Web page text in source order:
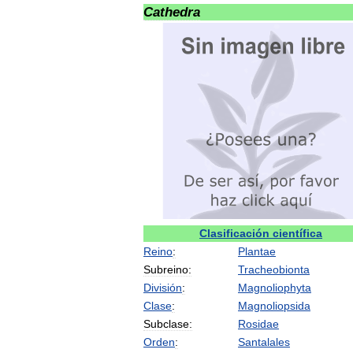
Cathedra
Clasificación científica
Reino:
Plantae
Subreino:
Tracheobionta
División:
Magnoliophyta
Clase:
Magnoliopsida
Subclase:
Rosidae
Orden: Santalales